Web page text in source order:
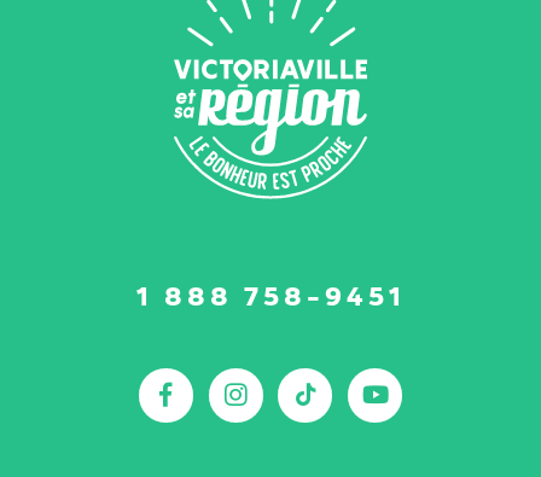
1 888 758-9451
Facebook
Instagram
TikTok